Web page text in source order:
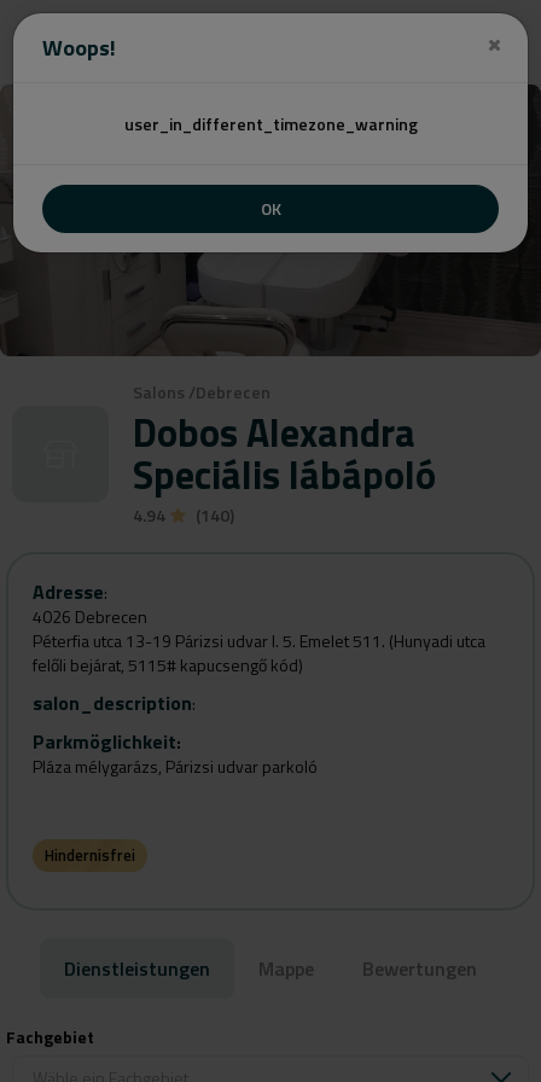
Woops!
user_in_different_timezone_warning
OK
Salons /Debrecen
Dobos Alexandra
Speciális lábápoló
4.94 (140)
Adresse:
4026 Debrecen
Péterfia utca 13-19 Párizsi udvar I. 5. Emelet 511. (Hunyadi utca
felőli bejárat, 5115# kapucsengő kód)
salon_description:
Parkmöglichkeit:
Pláza mélygarázs, Párizsi udvar parkoló
Hindernisfrei
Dienstleistungen Mappe Bewertungen
Fachgebiet